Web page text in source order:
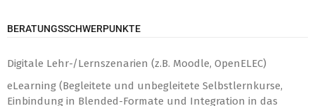
BERATUNGSSCHWERPUNKTE
Digitale Lehr-/Lernszenarien (z.B. Moodle, OpenELEC)
eLearning (Begleitete und unbegleitete Selbstlernkurse,
Einbindung in Blended-Formate und Integration in das